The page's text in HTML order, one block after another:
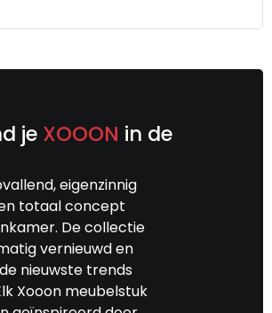
je XOOON in de
eigenzinnig
totaal concept
De collectie
vernieuwd en
nieuwste trends
Xooon meubelstuk